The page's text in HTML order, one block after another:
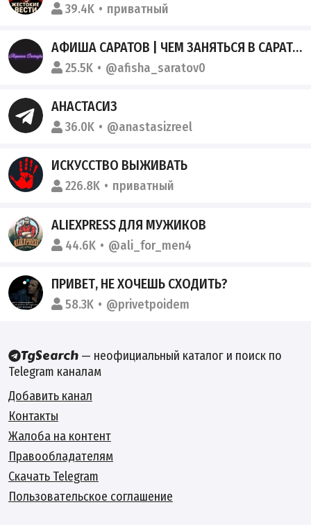
39.4K приватный
АФИША САРАТОВ | ЧЕМ ЗАНЯТЬСЯ В САРАТОВЕ| МЕРОПРИЯТИЯ САРАТОВ
25.5K @afisha_saratov0
АНАСТАСИЗ
36.0K @anastasizreel
ИСКУССТВО ВЫЖИВАТЬ
226.8K приватный
ALIEXPRESS ДЛЯ МУЖИКОВ
44.6K @ali_for_men4
ПРИВЕТ, НЕ ХОЧЕШЬ СХОДИТЬ?
58.3K @privetpoidem
— неофициальный каталог и поиск по
Telegram каналам
Добавить канал
Контакты
Жалоба на контент
Правообладателям
Скачать Telegram
Пользовательское соглашение